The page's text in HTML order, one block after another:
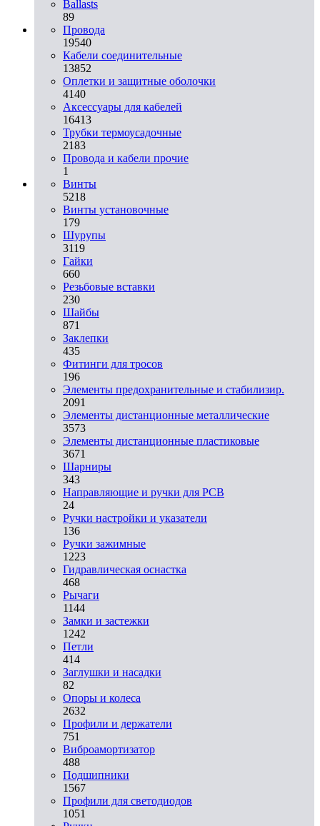
Ballasts
89
Провода
19540
Кабели соединительные
13852
Оплетки и защитные оболочки
4140
Аксессуары для кабелей
16413
Трубки термоусадочные
2183
Провода и кабели прочие
1
Винты
5218
Винты установочные
179
Шурупы
3119
Гайки
660
Резьбовые вставки
230
Шайбы
871
Заклепки
435
Фитинги для тросов
196
Элементы предохранительные и стабилизир.
2091
Элементы дистанционные металлические
3573
Элементы дистанционные пластиковые
3671
Шарниры
343
Направляющие и ручки для PCB
24
Ручки настройки и указатели
136
Ручки зажимные
1223
Гидравлическая оснастка
468
Рычаги
1144
Замки и застежки
1242
Петли
414
Заглушки и насадки
82
Опоры и колеса
2632
Профили и держатели
751
Виброамортизатор
488
Подшипники
1567
Профили для светодиодов
1051